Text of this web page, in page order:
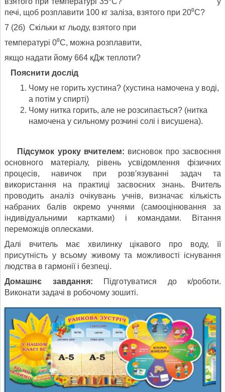
печі, щоб розплавити 100 кг заліза, взятого при 20⁰С?
7 (2б) Скільки кг льоду, взятого при
температурі 0⁰С, можна розплавити,
якщо надати йому 664 кДж теплоти?
Пояснити дослід
Чому не горить хустина? (хустина намочена у воді,
а потім у спирті)
Чому нитка горить, але не розсипається? (нитка
намочена у сильному розчині солі і висушена).
Підсумок уроку вчителем: висновок про засвоєння
основного матеріалу, рівень усвідомлення фізичних
процесів, навичок при розв′язуванні задач та
використання на практиці засвоєних знань. Вчитель
проводить аналіз очікувань учнів, визначає кількість
набраних балів окремо учнями (самооцінювання за
індивідуальними картками) і командами. Вітання
переможців оплесками.
Далі вчитель має хвилинку цікавого про воду, її
присутність у всьому живому та можливості існування
людства в гармонії і безпеці.
Домашнє завдання: Підготуватися до к/роботи.
Виконати задачі в робочому зошиті.